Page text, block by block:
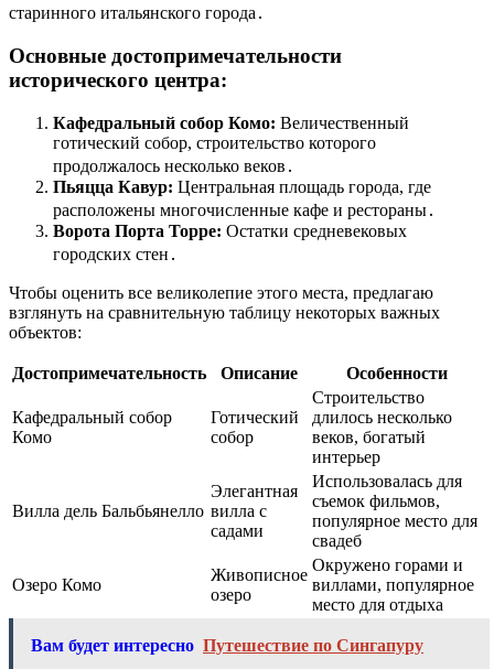
старинного итальянского города․
Основные достопримечательности
исторического центра:
Кафедральный собор Комо: Величественный
готический собор, строительство которого
продолжалось несколько веков․
Пьяцца Кавур: Центральная площадь города, где
расположены многочисленные кафе и рестораны․
Ворота Порта Торре: Остатки средневековых
городских стен․
Чтобы оценить все великолепие этого места, предлагаю
взглянуть на сравнительную таблицу некоторых важных
объектов:
Достопримечательность Описание Особенности
Кафедральный собор
Комо
Готический
собор
Строительство
длилось несколько
веков, богатый
интерьер
Вилла дель Бальбьянелло
Элегантная
вилла с
садами
Использовалась для
съемок фильмов,
популярное место для
свадеб
Озеро Комо
Живописное
озеро
Окружено горами и
виллами, популярное
место для отдыха
Вам будет интересно Путешествие по Сингапуру